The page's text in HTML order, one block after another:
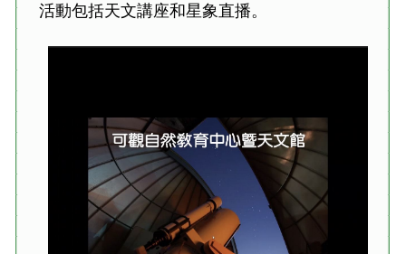
活動包括天文講座和星象直播。